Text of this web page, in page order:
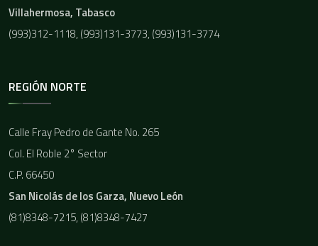
Villahermosa, Tabasco
(993)312-1118, (993)131-3773, (993)131-3774
REGIÓN NORTE
Calle Fray Pedro de Gante No. 265
Col. El Roble 2° Sector
C.P. 66450
San Nicolás de los Garza, Nuevo León
(81)8348-7215, (81)8348-7427